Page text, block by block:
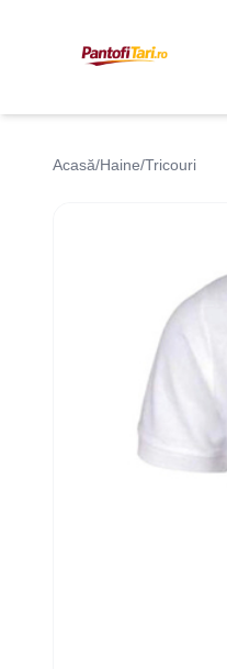
Acasă/Haine/Tricouri